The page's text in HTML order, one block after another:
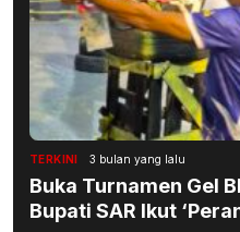
TERKINI 3 bulan yang lalu
Buka Turnamen Gel
Bupati SAR Ikut